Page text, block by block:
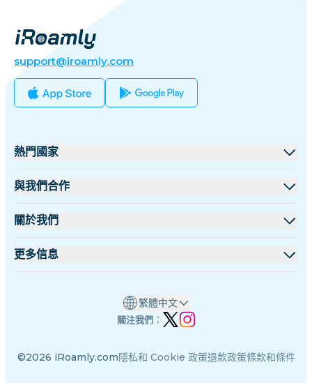
support@iroamly.com
熱門國家
美國
法國
印度
與我們合作
批發平台
關於我們
關於 iRoamly
更多信息
作者團隊
©2026 iRoamly.com隱私和 Cookie 政策退款政策條款和條件
繁體中文
關注我們：